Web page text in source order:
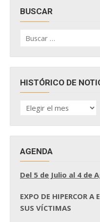
BUSCAR
por:
HISTÓRICO DE
HISTÓRICO
DE
AGENDA
Del 5 de Julio al 4 de
EXPO DE HIPERCOR A
SUS VÍCTIMAS